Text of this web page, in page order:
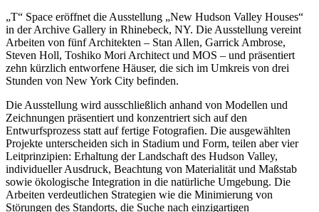
„T“ Space eröffnet die Ausstellung „New Hudson Valley Houses“
in der Archive Gallery in Rhinebeck, NY. Die Ausstellung vereint
Arbeiten von fünf Architekten – Stan Allen, Garrick Ambrose,
Steven Holl, Toshiko Mori Architect und MOS – und präsentiert
zehn kürzlich entworfene Häuser, die sich im Umkreis von drei
Stunden von New York City befinden.
Die Ausstellung wird ausschließlich anhand von Modellen und
Zeichnungen präsentiert und konzentriert sich auf den
Entwurfsprozess statt auf fertige Fotografien. Die ausgewählten
Projekte unterscheiden sich in Stadium und Form, teilen aber vier
Leitprinzipien: Erhaltung der Landschaft des Hudson Valley,
individueller Ausdruck, Beachtung von Materialität und Maßstab
sowie ökologische Integration in die natürliche Umgebung. Die
Arbeiten verdeutlichen Strategien wie die Minimierung von
Störungen des Standorts, die Suche nach einzigartigen